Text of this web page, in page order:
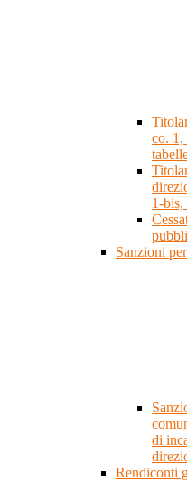
co. 1,
1-
Sanzioni
di
Rendiconti